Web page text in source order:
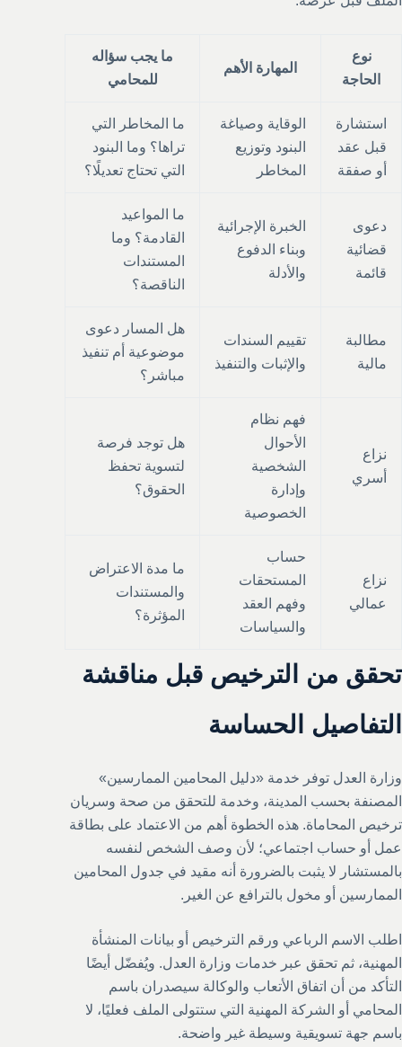
نوع
الحاجة
المهارة الأهم
ما يجب سؤاله
للمحامي
استشارة
قبل عقد
أو صفقة
الوقاية وصياغة
البنود وتوزيع
المخاطر
ما المخاطر التي
تراها؟ وما البنود
التي تحتاج تعديلًا؟
دعوى
قضائية
قائمة
الخبرة الإجرائية
وبناء الدفوع
والأدلة
ما المواعيد
القادمة؟ وما
المستندات
الناقصة؟
مطالبة
مالية
تقييم السندات
والإثبات والتنفيذ
هل المسار دعوى
موضوعية أم تنفيذ
مباشر؟
نزاع
أسري
فهم نظام
الأحوال
الشخصية
وإدارة
الخصوصية
هل توجد فرصة
لتسوية تحفظ
الحقوق؟
نزاع
عمالي
حساب
المستحقات
وفهم العقد
والسياسات
ما مدة الاعتراض
والمستندات
المؤثرة؟
تحقق من الترخيص قبل مناقشة
التفاصيل الحساسة
وزارة العدل توفر خدمة «دليل المحامين الممارسين»
المصنفة بحسب المدينة، وخدمة للتحقق من صحة وسريان
ترخيص المحاماة. هذه الخطوة أهم من الاعتماد على بطاقة
عمل أو حساب اجتماعي؛ لأن وصف الشخص لنفسه
بالمستشار لا يثبت بالضرورة أنه مقيد في جدول المحامين
الممارسين أو مخول بالترافع عن الغير.
اطلب الاسم الرباعي ورقم الترخيص أو بيانات المنشأة
المهنية، ثم تحقق عبر خدمات وزارة العدل. ويُفضّل أيضًا
التأكد من أن اتفاق الأتعاب والوكالة سيصدران باسم
المحامي أو الشركة المهنية التي ستتولى الملف فعليًا، لا
باسم جهة تسويقية وسيطة غير واضحة.